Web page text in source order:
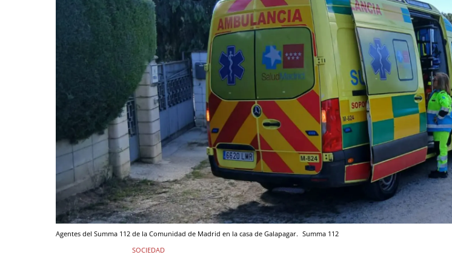
Agentes del Summa 112 de la Comunidad de Madrid en la casa de Galapagar. Summa 112
SOCIEDAD